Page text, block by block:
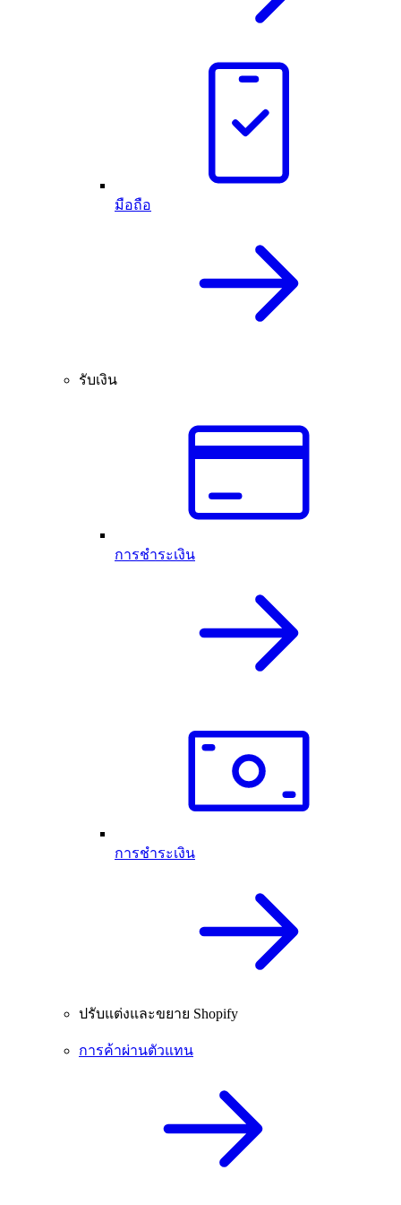
มือถือ
รับเงิน
การชำระเงิน
การชำระเงิน
ปรับแต่งและขยาย Shopify
การค้าผ่านตัวแทน